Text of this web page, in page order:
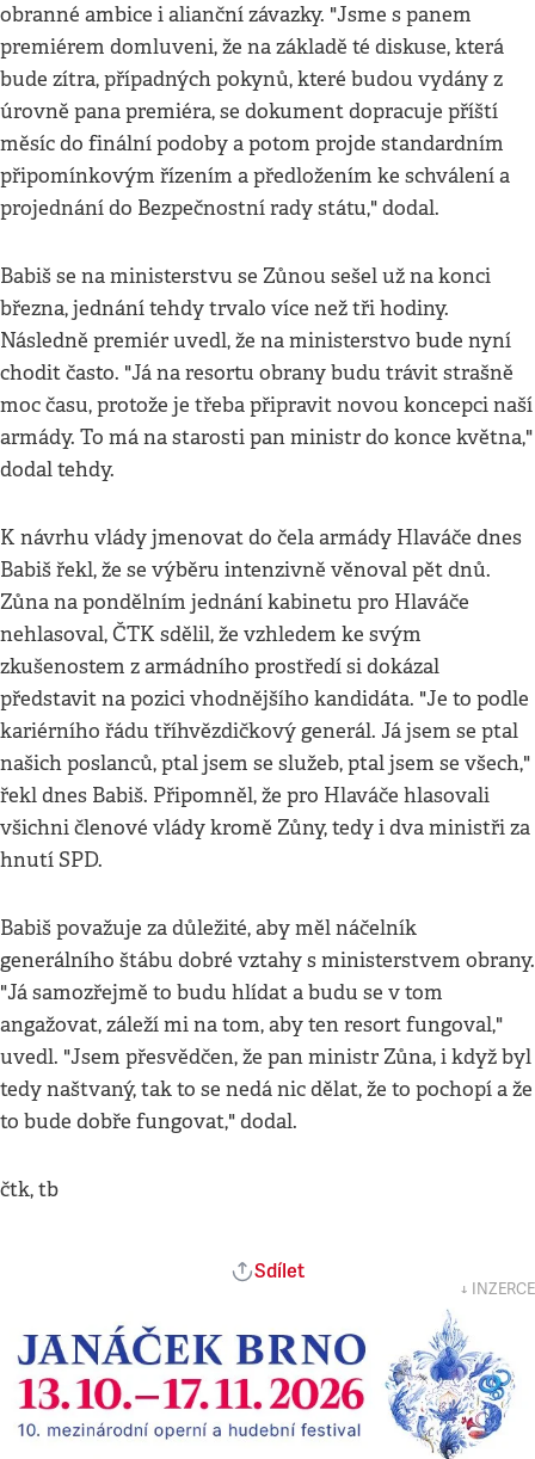
obranné ambice i alianční závazky. "Jsme s panem
premiérem domluveni, že na základě té diskuse, která
bude zítra, případných pokynů, které budou vydány z
úrovně pana premiéra, se dokument dopracuje příští
měsíc do finální podoby a potom projde standardním
připomínkovým řízením a předložením ke schválení a
projednání do Bezpečnostní rady státu," dodal.
Babiš se na ministerstvu se Zůnou sešel už na konci
března, jednání tehdy trvalo více než tři hodiny.
Následně premiér uvedl, že na ministerstvo bude nyní
chodit často. "Já na resortu obrany budu trávit strašně
moc času, protože je třeba připravit novou koncepci naší
armády. To má na starosti pan ministr do konce května,"
dodal tehdy.
K návrhu vlády jmenovat do čela armády Hlaváče dnes
Babiš řekl, že se výběru intenzivně věnoval pět dnů.
Zůna na pondělním jednání kabinetu pro Hlaváče
nehlasoval, ČTK sdělil, že vzhledem ke svým
zkušenostem z armádního prostředí si dokázal
představit na pozici vhodnějšího kandidáta. "Je to podle
kariérního řádu tříhvězdičkový generál. Já jsem se ptal
našich poslanců, ptal jsem se služeb, ptal jsem se všech,"
řekl dnes Babiš. Připomněl, že pro Hlaváče hlasovali
všichni členové vlády kromě Zůny, tedy i dva ministři za
hnutí SPD.
Babiš považuje za důležité, aby měl náčelník
generálního štábu dobré vztahy s ministerstvem obrany.
"Já samozřejmě to budu hlídat a budu se v tom
angažovat, záleží mi na tom, aby ten resort fungoval,"
uvedl. "Jsem přesvědčen, že pan ministr Zůna, i když byl
tedy naštvaný, tak to se nedá nic dělat, že to pochopí a že
to bude dobře fungovat," dodal.
čtk, tb
Sdílet
↓ INZERCE